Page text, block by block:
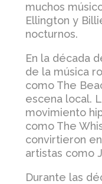
muchos
Ellington y
nocturnos.
En la década
de la música
como The
escena local.
movimiento
como The
convirtieron
artistas como
Durante las